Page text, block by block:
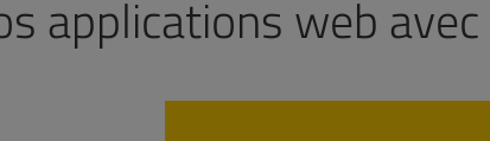
applications web avec